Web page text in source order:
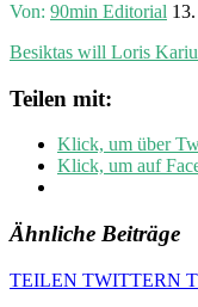
Von: 90min Editorial
Besiktas will Loris
Teilen mit:
Klick, um über
Klick, um auf
Ähnliche Beiträge
TEILEN TWITTERN